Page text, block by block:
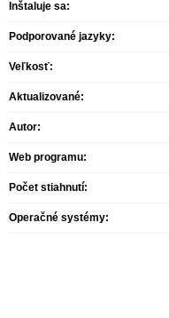
Inštaluje sa:
Podporované jazyky:
Veľkosť:
Aktualizované:
Autor:
Web programu:
Počet stiahnutí:
Operačné systémy: